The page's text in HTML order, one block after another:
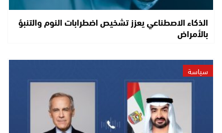
الذكاء الاصطناعي يعزز تشخيص اضطرابات النوم والتنبؤ
بالأمراض
سياسة